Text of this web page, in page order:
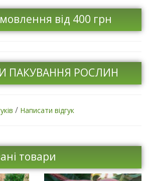
від 400 грн
ПАКУВАННЯ РОСЛИН
/ Написати відгук
товари